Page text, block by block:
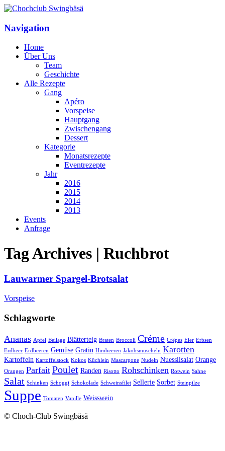
Navigation
Home
Über Uns
Team
Geschichte
Alle Rezepte
Gang
Apéro
Vorspeise
Hauptgang
Zwischengang
Dessert
Kategorie
Monatsrezepte
Eventrezepte
Jahr
2016
2015
2014
2013
Events
Anfrage
Tag Archives | Ruchbrot
Lauwarmer Spargel-Brotsalat
Vorspeise
Schlagworte
Ananas Apfel Beilage Blätterteig Braten Broccoli Créme Crêpes Eier Erbsen
Erdbeer Erdbeeren Gemüse Gratin Himbeeren Jakobsmuscheln Karotten
Kartoffeln Kartoffelstock Kokos Küchlein Mascarpone Nudeln Nuesslisalat Orange
Orangen Parfait Poulet Randen Risotto Rohschinken Rotwein Sahne
Salat Schinken Schoggi Schokolade Schweinsfilet Sellerie Sorbet Steinpilze
Suppe Tomaten Vanille Weisswein
© Choch-Club Swingbäsä